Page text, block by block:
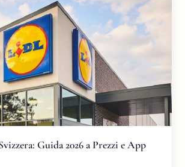
Guida 2026 a Prezzi e App